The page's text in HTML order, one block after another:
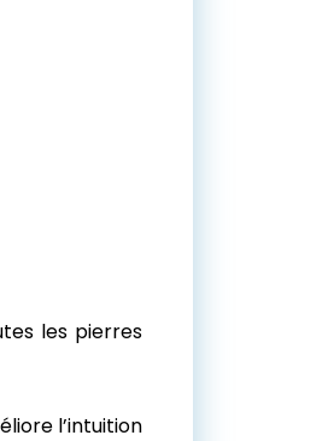
les pierres
l’intuition